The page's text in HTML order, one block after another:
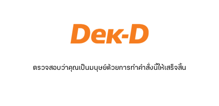
ตรวจสอบว่าคุณเป็นมนุษย์ด้วยการทำคำสั่งนี้ให้เสร็จสิ้น